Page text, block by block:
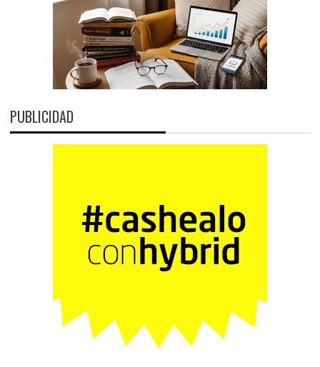
PUBLICIDAD